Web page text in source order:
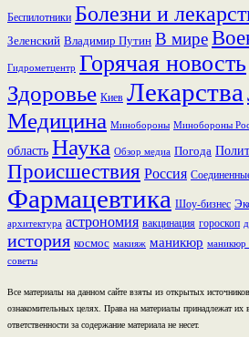
Беспилотники Болезни и
Зеленский Владимир Путин В мире
Гидрометцентр Горячая новость
Здоровье Киев Лекарства
Медицина Минобороны Минобороны
область Наука Обзор медиа Погода
Происшествия Россия
Фармацевтика Шоу-бизнес
архитектура астрономия вакцинация гороскоп
история космос макияж маникюр маникюр
советы
Все материалы на данном сайте взяты из открытых
ознакомительных целях. Права на материалы принадлежат их
ответственности за содержание материала не несет.